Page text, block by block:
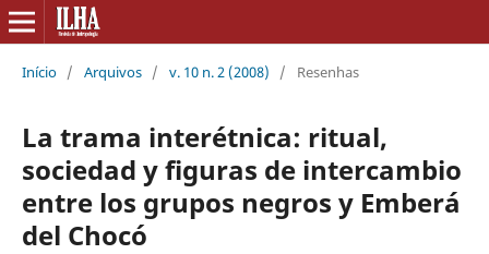
Início / Arquivos / v. 10 n. 2 (2008) / Resenhas
La trama interétnica: ritual,
sociedad y figuras de intercambio
entre los grupos negros y Emberá
del Chocó